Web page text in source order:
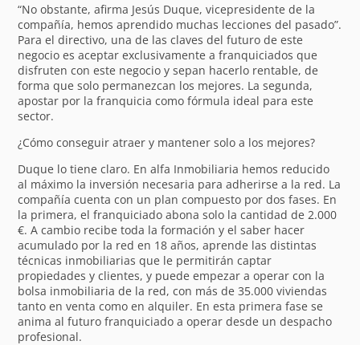
“No obstante, afirma Jesús Duque, vicepresidente de la
compañía, hemos aprendido muchas lecciones del pasado”.
Para el directivo, una de las claves del futuro de este
negocio es aceptar exclusivamente a franquiciados que
disfruten con este negocio y sepan hacerlo rentable, de
forma que solo permanezcan los mejores. La segunda,
apostar por la franquicia como fórmula ideal para este
sector.
¿Cómo conseguir atraer y mantener solo a los mejores?
Duque lo tiene claro. En alfa Inmobiliaria hemos reducido
al máximo la inversión necesaria para adherirse a la red. La
compañía cuenta con un plan compuesto por dos fases. En
la primera, el franquiciado abona solo la cantidad de 2.000
€. A cambio recibe toda la formación y el saber hacer
acumulado por la red en 18 años, aprende las distintas
técnicas inmobiliarias que le permitirán captar
propiedades y clientes, y puede empezar a operar con la
bolsa inmobiliaria de la red, con más de 35.000 viviendas
tanto en venta como en alquiler. En esta primera fase se
anima al futuro franquiciado a operar desde un despacho
profesional.